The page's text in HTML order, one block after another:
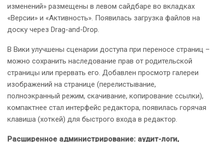
изменений» размещены в левом сайдбаре во вкладках
«Версии» и «Активность». Появилась загрузка файлов на
доску через Drag-and-Drop.
В Вики улучшены сценарии доступа при переносе страниц –
можно сохранить наследование прав от родительской
страницы или прервать его. Добавлен просмотр галереи
изображений на странице (перелистывание,
полноэкранный режим, скачивание, копирование ссылки),
компактнее стал интерфейс редактора, появилась горячая
клавиша (хоткей) для быстрого входа в редактор.
Расширенное администрирование: аудит-логи,